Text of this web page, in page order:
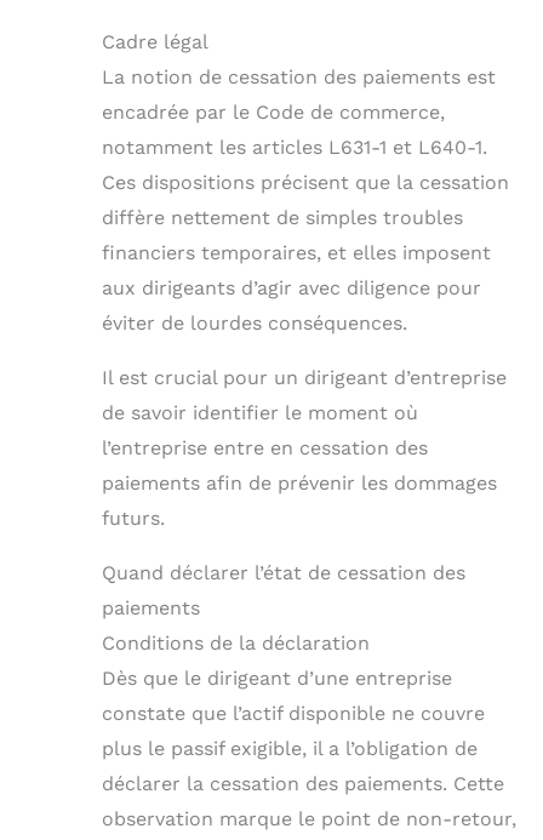
Cadre légal
La notion de cessation des paiements est
encadrée par le Code de commerce,
notamment les articles L631-1 et L640-1.
Ces dispositions précisent que la cessation
diffère nettement de simples troubles
financiers temporaires, et elles imposent
aux dirigeants d’agir avec diligence pour
éviter de lourdes conséquences.
Il est crucial pour un dirigeant d’entreprise
de savoir identifier le moment où
l’entreprise entre en cessation des
paiements afin de prévenir les dommages
futurs.
Quand déclarer l’état de cessation des
paiements
Conditions de la déclaration
Dès que le dirigeant d’une entreprise
constate que l’actif disponible ne couvre
plus le passif exigible, il a l’obligation de
déclarer la cessation des paiements. Cette
observation marque le point de non-retour,